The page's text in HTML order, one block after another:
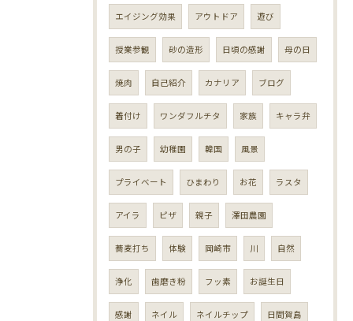
エイジング効果 アウトドア 遊び
授業参観 砂の造形 日頃の感謝 母の日
焼肉 自己紹介 カナリア ブログ
着付け ワンダフルチタ 家族 キャラ弁
男の子 幼稚園 韓国 風景
プライベート ひまわり お花 ラスタ
アイラ ピザ 親子 澤田農園
蕎麦打ち 体験 岡崎市 川 自然
浄化 歯磨き粉 フッ素 お誕生日
感謝 ネイル ネイルチップ 日間賀島